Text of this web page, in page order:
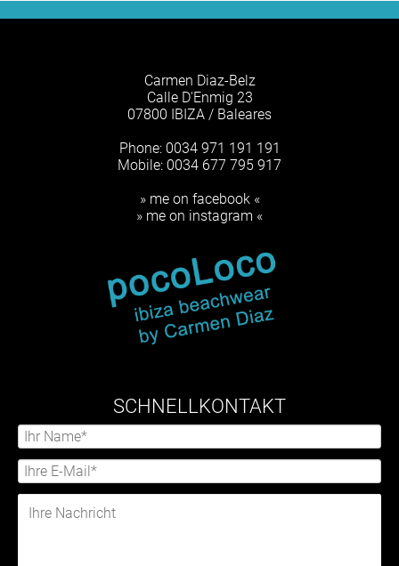
Carmen Diaz-Belz
Calle D'Enmig 23
07800 IBIZA / Baleares
Phone: 0034 971 191 191
Mobile: 0034 677 795 917
» me on facebook «
» me on instagram «
SCHNELLKONTAKT